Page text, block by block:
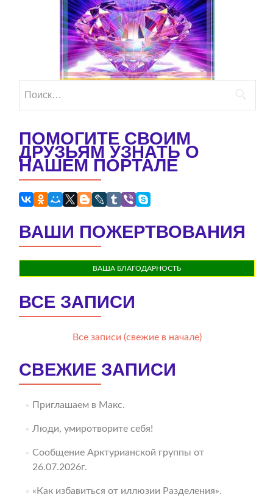
ПОМОГИТЕ СВОИМ
ДРУЗЬЯМ УЗНАТЬ О
НАШЕМ ПОРТАЛЕ
ВАШИ ПОЖЕРТВОВАНИЯ
ВАША БЛАГОДАРНОСТЬ
ВСЕ ЗАПИСИ
Все записи (свежие в начале)
СВЕЖИЕ ЗАПИСИ
Приглашаем в Макс.
Люди, умиротворите себя!
Сообщение Арктурианской группы от
26.07.2026г.
«Как избавиться от иллюзии Разделения».